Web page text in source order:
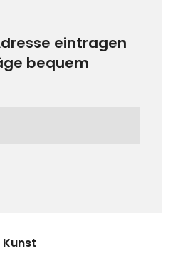
eintragen
bequem